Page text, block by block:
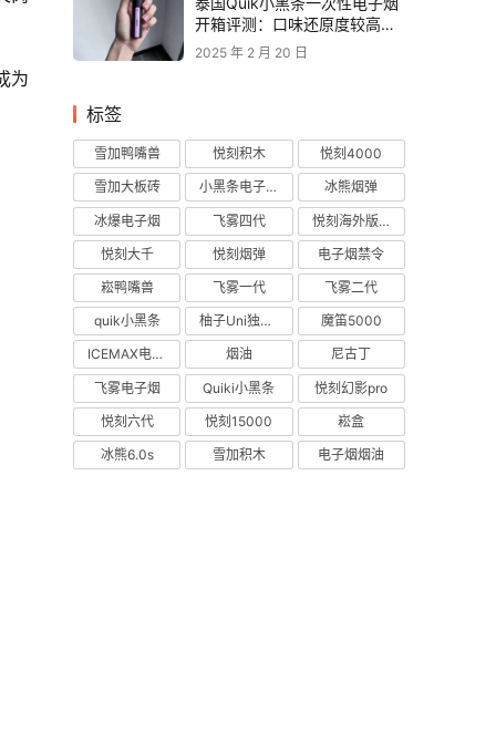
为
开箱评测：口味还原度较高，
层次丰富
2025 年 2 月 20 日
标签
雪加鸭嘴兽 悦刻积木 悦刻4000
雪加大板砖 小黑条电子烟 冰熊烟弹
冰爆电子烟 飞雾四代 悦刻海外版烟弹
悦刻大千 悦刻烟弹 电子烟禁令
崧鸭嘴兽 飞雾一代 飞雾二代
quik小黑条 柚子Uni独角兽 魔笛5000
ICEMAX电子烟 烟油 尼古丁
飞雾电子烟 Quiki小黑条 悦刻幻影pro
悦刻六代 悦刻15000 崧盒
冰熊6.0s 雪加积木 电子烟烟油